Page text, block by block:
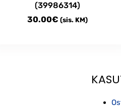
(39986314)
30.00€ (sis. KM)